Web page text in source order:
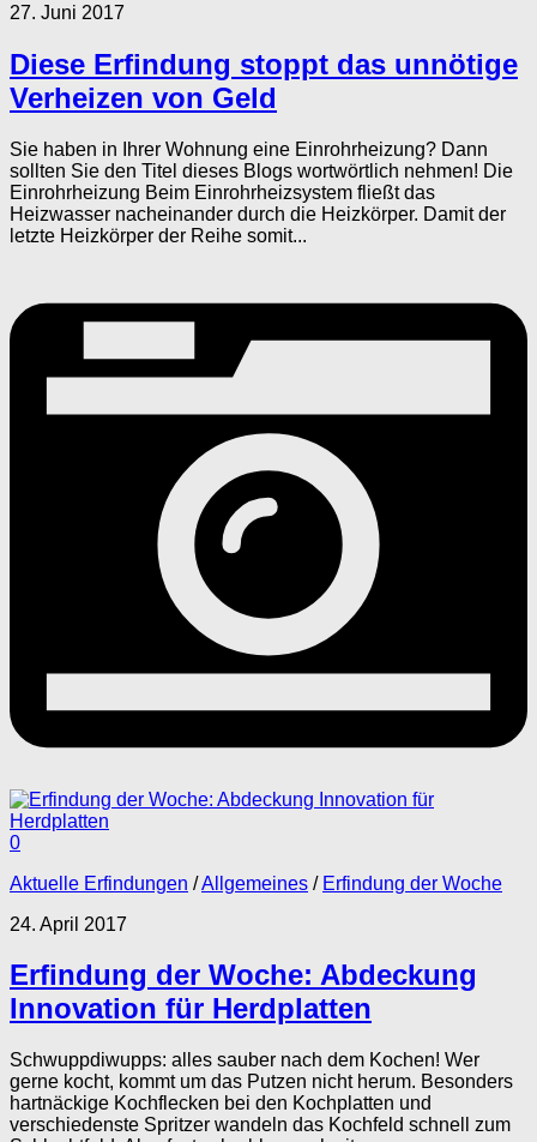
27. Juni 2017
Diese Erfindung stoppt das unnötige
Verheizen von Geld
Sie haben in Ihrer Wohnung eine Einrohrheizung? Dann
sollten Sie den Titel dieses Blogs wortwörtlich nehmen! Die
Einrohrheizung Beim Einrohrheizsystem fließt das
Heizwasser nacheinander durch die Heizkörper. Damit der
letzte Heizkörper der Reihe somit...
0
Aktuelle Erfindungen /Allgemeines / Erfindung der Woche
24. April 2017
Erfindung der Woche: Abdeckung
Innovation für Herdplatten
Schwuppdiwupps: alles sauber nach dem Kochen! Wer
gerne kocht, kommt um das Putzen nicht herum. Besonders
hartnäckige Kochflecken bei den Kochplatten und
verschiedenste Spritzer wandeln das Kochfeld schnell zum